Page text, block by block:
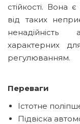
стійкості. Вона
від таких
характерних
регулюванням.
Переваги
Істотне
Підвіска